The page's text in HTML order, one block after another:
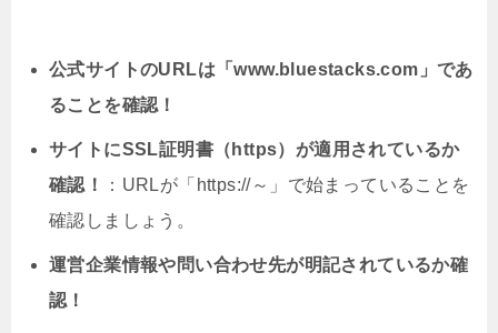
公式サイトのURLは「www.bluestacks.com」であ
ることを確認！
サイトにSSL証明書（https）が適用されているか
確認！
：URLが「https://～」で始まっていることを
確認しましょう。
運営企業情報や問い合わせ先が明記されているか確
認！